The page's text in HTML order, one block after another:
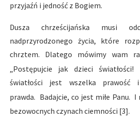
przyjaźń i jedność z Bogiem.
Dusza chrześcijańska musi
nadprzyrodzonego życia, które
chrztem. Dlatego mówimy wam
„Postępujcie jak dzieci światłości!
światłości jest wszelka prawość
prawda. Badajcie, co jest miłe Panu. I
bezowocnych czynach ciemności [3].